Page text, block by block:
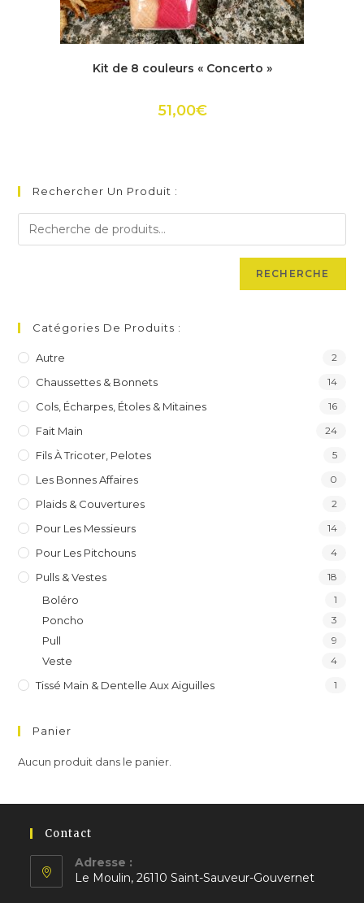
Ce
a
Les
options
Kit de 8 couleurs « Concerto »
51,00€
Rechercher Un Produit :
RECHERCHE
Catégories De Produits :
Autre 2
Chaussettes & Bonnets 14
Cols, Écharpes, Étoles & Mitaines 16
Fait Main 24
Fils À Tricoter, Pelotes 5
Les Bonnes Affaires 0
Plaids & Couvertures 2
Pour Les Messieurs 14
Pour Les Pitchouns 4
Pulls & Vestes 18
Boléro 1
Poncho 3
Pull 9
Veste 4
Tissé Main & Dentelle Aux Aiguilles 1
Panier
Aucun produit dans le panier.
Contact
Adresse :
Le Moulin, 26110 Saint-Sauveur-Gouvernet